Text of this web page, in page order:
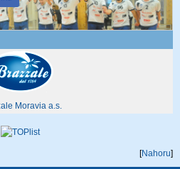
Moravia a.s.
[Nahoru]